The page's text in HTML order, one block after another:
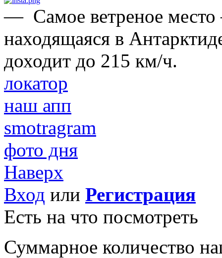
— Самое ветреное
находящаяся в
доходит до 215 км/ч.
локатор
наш апп
smotragram
фото дня
Наверх
Вход или Регистрация
Есть на что посмотреть
Суммарное количество